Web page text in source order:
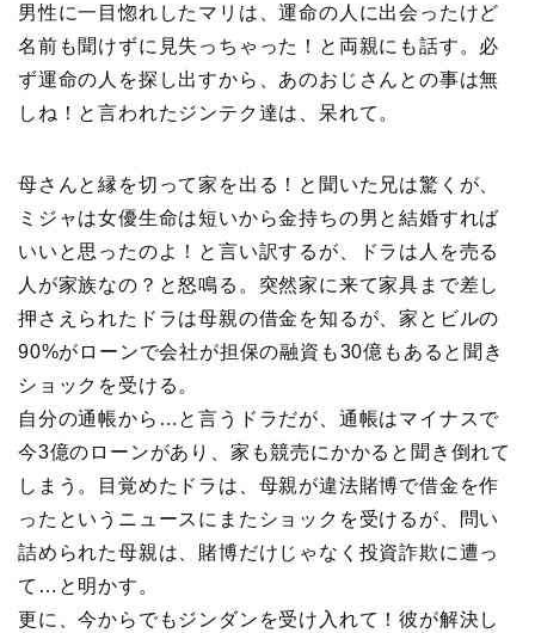
男性に一目惚れしたマリは、運命の人に出会ったけど
名前も聞けずに見失っちゃった！と両親にも話す。必
ず運命の人を探し出すから、あのおじさんとの事は無
しね！と言われたジンテク達は、呆れて。
母さんと縁を切って家を出る！と聞いた兄は驚くが、
ミジャは女優生命は短いから金持ちの男と結婚すれば
いいと思ったのよ！と言い訳するが、ドラは人を売る
人が家族なの？と怒鳴る。突然家に来て家具まで差し
押さえられたドラは母親の借金を知るが、家とビルの
90%がローンで会社が担保の融資も30億もあると聞き
ショックを受ける。
自分の通帳から…と言うドラだが、通帳はマイナスで
今3億のローンがあり、家も競売にかかると聞き倒れて
しまう。目覚めたドラは、母親が違法賭博で借金を作
ったというニュースにまたショックを受けるが、問い
詰められた母親は、賭博だけじゃなく投資詐欺に遭っ
て…と明かす。
更に、今からでもジンダンを受け入れて！彼が解決し